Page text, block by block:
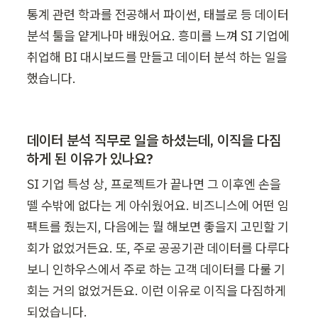
통계 관련 학과를 전공해서 파이썬, 태블로 등 데이터
분석 툴을 얕게나마 배웠어요. 흥미를 느껴 SI 기업에
취업해 BI 대시보드를 만들고 데이터 분석 하는 일을
했습니다.
데이터 분석 직무로 일을 하셨는데, 이직을 다짐
하게 된 이유가 있나요?
SI 기업 특성 상, 프로젝트가 끝나면 그 이후엔 손을
뗄 수밖에 없다는 게 아쉬웠어요. 비즈니스에 어떤 임
팩트를 줬는지, 다음에는 뭘 해보면 좋을지 고민할 기
회가 없었거든요. 또, 주로 공공기관 데이터를 다루다
보니 인하우스에서 주로 하는 고객 데이터를 다룰 기
회는 거의 없었거든요. 이런 이유로 이직을 다짐하게
되었습니다.